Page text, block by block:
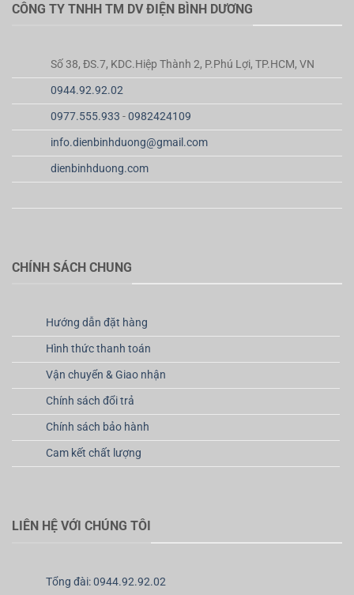
CÔNG TY TNHH TM DV ĐIỆN BÌNH DƯƠNG
Số 38, ĐS.7, KDC.Hiệp Thành 2, P.Phú Lợi, TP.HCM, VN
0944.92.92.02
0977.555.933 -0982424109
info.dienbinhduong@gmail.com
dienbinhduong.com
CHÍNH SÁCH CHUNG
Hướng dẫn đặt hàng
Hình thức thanh toán
Vận chuyển & Giao nhận
Chính sách đổi trả
Chính sách bảo hành
Cam kết chất lượng
LIÊN HỆ VỚI CHÚNG TÔI
Tổng đài: 0944.92.92.02